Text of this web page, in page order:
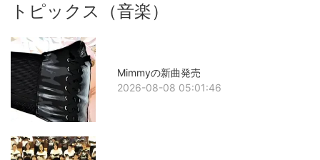
トピックス（音楽）
Mimmyの新曲発売
2026-08-08 05:01:46